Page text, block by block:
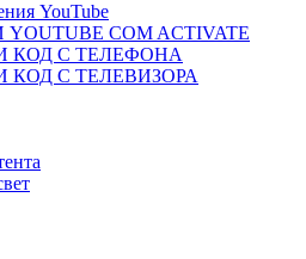
YouTube
COM ACTIVATE
КОД С ТЕЛЕФОНА
КОД С ТЕЛЕВИЗОРА